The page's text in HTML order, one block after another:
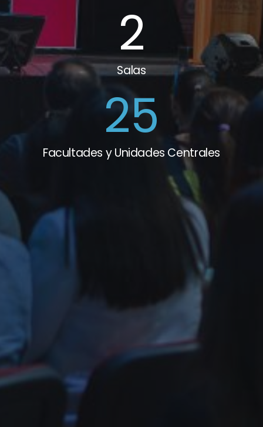
2
Salas
25
Facultades y Unidades Centrales